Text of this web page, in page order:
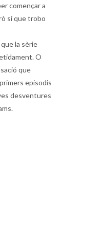
començar a
sí que trobo
la sèrie
O
que
episodis
desventures